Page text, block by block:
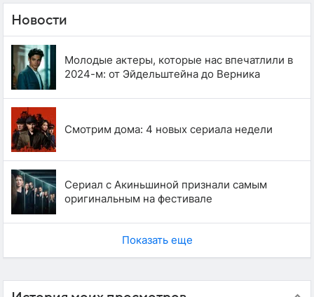
Новости
Молодые актеры, которые нас впечатлили в
2024-м: от Эйдельштейна до Верника
Смотрим дома: 4 новых сериала недели
Сериал с Акиньшиной признали самым
оригинальным на фестивале
Показать еще